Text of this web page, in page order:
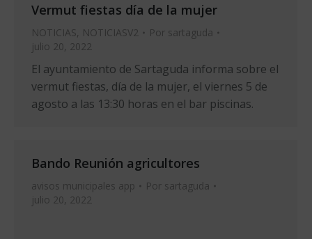
Vermut fiestas día de la mujer
NOTICIAS, NOTICIASV2 Por sartaguda
julio 20, 2022
El ayuntamiento de Sartaguda informa sobre el
vermut fiestas, día de la mujer, el viernes 5 de
agosto a las 13:30 horas en el bar piscinas.
Bando Reunión agricultores
avisos municipales app Por sartaguda
julio 20, 2022